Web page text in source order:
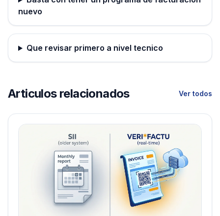
nuevo
Que revisar primero a nivel tecnico
Articulos relacionados Ver todos